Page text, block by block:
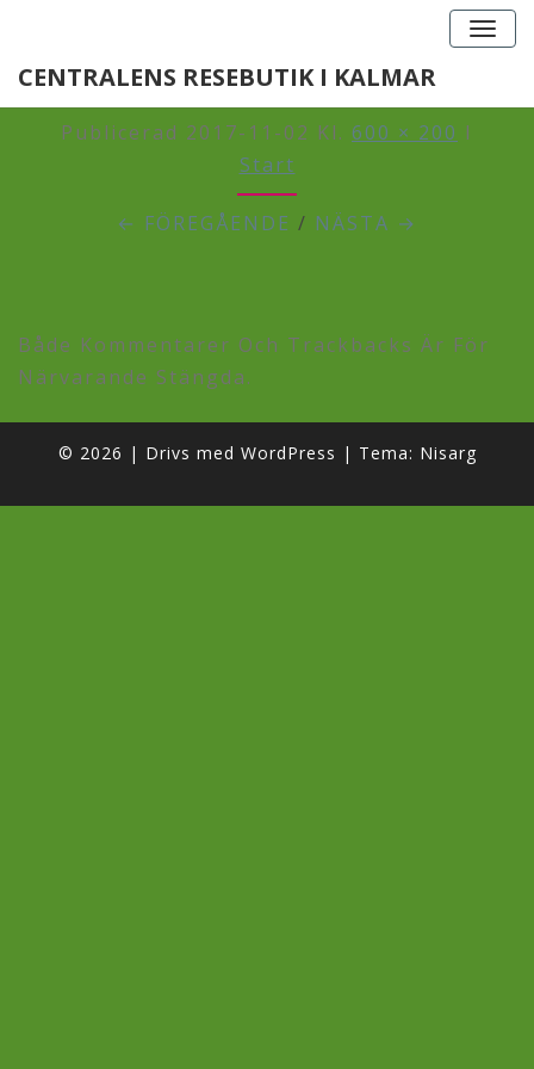
CENTRALENS RESEBUTIK I KALMAR
LINKONBANNER
Publicerad 2017-11-02 Kl. 600 × 200 I
Start
← FÖREGÅENDE / NÄSTA →
Både Kommentarer Och Trackbacks Är För
Närvarande Stängda.
© 2026 | Drivs med WordPress | Tema: Nisarg